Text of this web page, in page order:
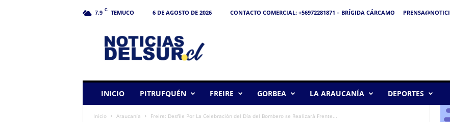
7.9 C TEMUCO 6 DE AGOSTO DE 2026 CONTACTO COMERCIAL: +56972281871 – BRÍGIDA CÁRCAMO
INICIO PITRUFQUÉN FREIRE GORBEA LA ARAUCANÍA DEPORTES
Inicio Araucanía Freire: Desfile Por La Celebración del Día del Bombero se Realizará Frente...